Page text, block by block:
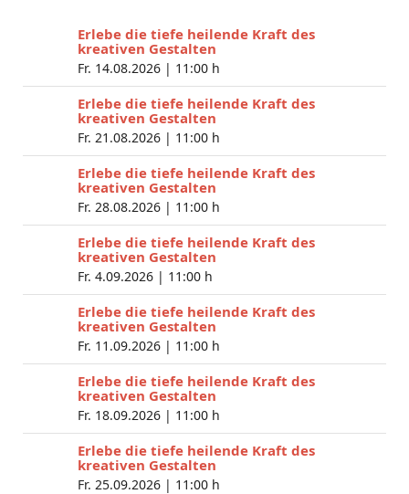
Erlebe die tiefe heilende Kraft des
kreativen Gestalten
Fr. 14.08.2026 | 11:00 h
Erlebe die tiefe heilende Kraft des
kreativen Gestalten
Fr. 21.08.2026 | 11:00 h
Erlebe die tiefe heilende Kraft des
kreativen Gestalten
Fr. 28.08.2026 | 11:00 h
Erlebe die tiefe heilende Kraft des
kreativen Gestalten
Fr. 4.09.2026 | 11:00 h
Erlebe die tiefe heilende Kraft des
kreativen Gestalten
Fr. 11.09.2026 | 11:00 h
Erlebe die tiefe heilende Kraft des
kreativen Gestalten
Fr. 18.09.2026 | 11:00 h
Erlebe die tiefe heilende Kraft des
kreativen Gestalten
Fr. 25.09.2026 | 11:00 h